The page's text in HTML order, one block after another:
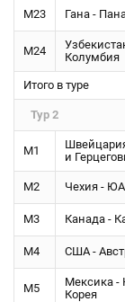
М23 Гана -
М24
Колумбия
Итого в туре
Тур 2
М1
и
М2 Чехия -
М3 Канада -
М4 США -
М5
Мексика
Корея